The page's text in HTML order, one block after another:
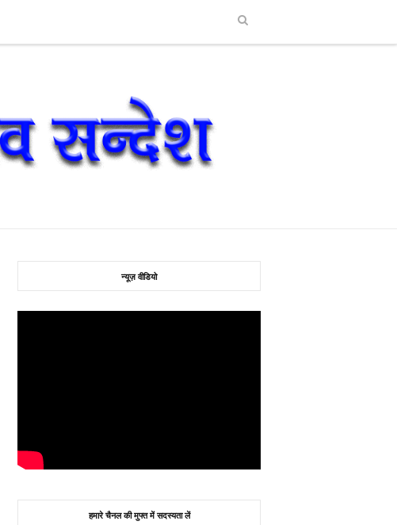
न्यूज़ वीडियो
हमारे चैनल की मुफ्त में सदस्यता लें